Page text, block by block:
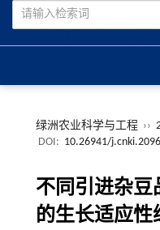
绿洲农业科学与工程 ››
DOI: 10.26941/
不同引进杂豆
的生长适应